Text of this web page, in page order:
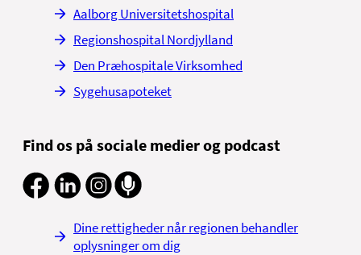
Aalborg Universitetshospital
Regionshospital Nordjylland
Den Præhospitale Virksomhed
Sygehusapoteket
Find os på sociale medier og podcast
Dine rettigheder når regionen behandler
oplysninger om dig